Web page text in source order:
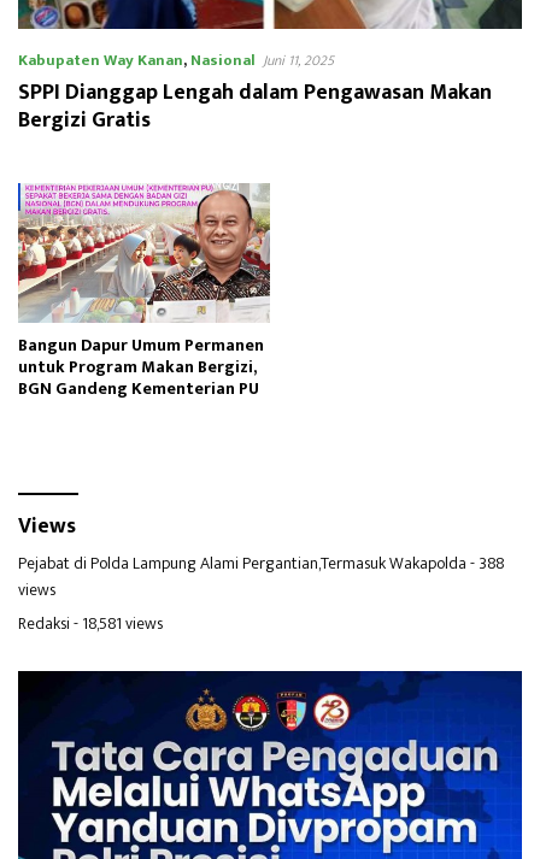
Kabupaten Way Kanan,Nasional Juni 11, 2025
SPPI Dianggap Lengah dalam Pengawasan Makan
Bergizi Gratis
Bangun Dapur Umum Permanen
untuk Program Makan Bergizi,
BGN Gandeng Kementerian PU
Views
Pejabat di Polda Lampung Alami Pergantian,Termasuk Wakapolda- 388
views
Redaksi- 18,581 views